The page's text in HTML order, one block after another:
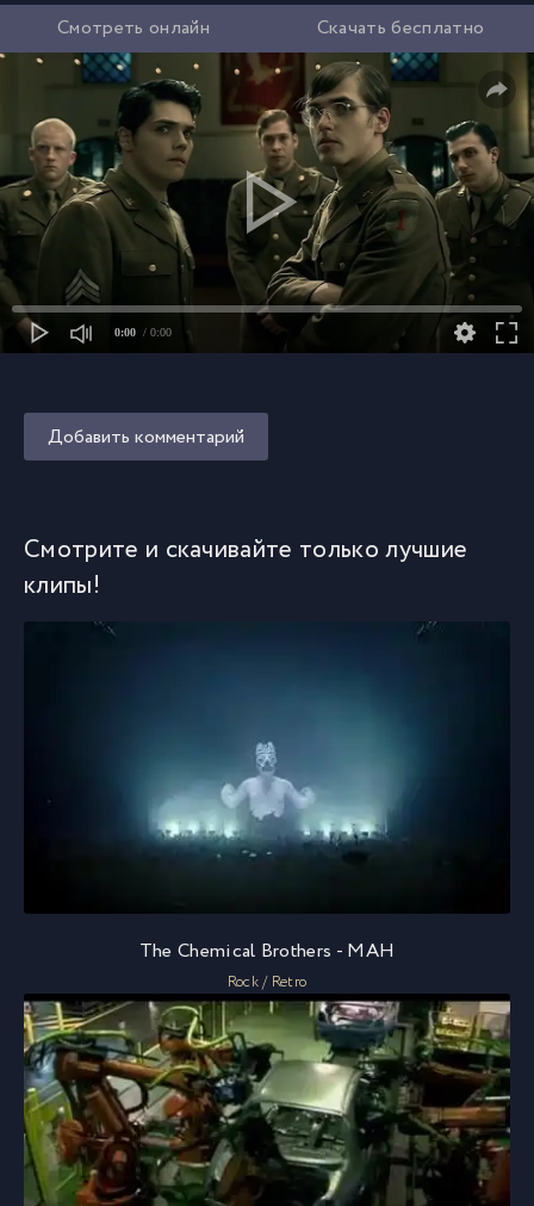
Смотреть онлайн Скачать бесплатно
0:00 / 0:00
Добавить комментарий
Смотрите и скачивайте только лучшие
клипы!
The Chemical Brothers - MAH
Rock / Retro